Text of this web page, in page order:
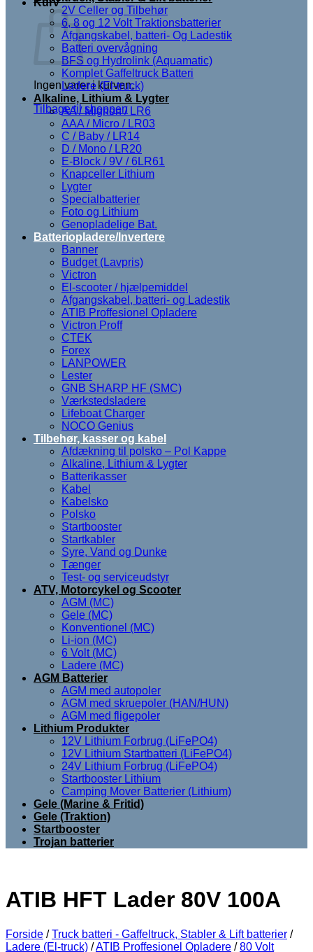
Kurv
Ingen varer i kurven.
Tilbage til shoppen
2V Celler og Tilbehør
6, 8 og 12 Volt Traktionsbatterier
Afgangskabel, batteri- Og Ladestik
Batteri overvågning
BFS og Hydrolink (Aquamatic)
Komplet Gaffeltruck Batteri
Ladere (El-truck)
Alkaline, Lithium & Lygter
AA / Mignon / LR6
AAA / Micro / LR03
C / Baby / LR14
D / Mono / LR20
E-Block / 9V / 6LR61
Knapceller Lithium
Lygter
Specialbatterier
Foto og Lithium
Genopladelige Bat.
Batteriopladere/Invertere
Banner
Budget (Lavpris)
Victron
El-scooter / hjælpemiddel
Afgangskabel, batteri- og Ladestik
ATIB Proffesionel Opladere
Victron Proff
CTEK
Forex
LANPOWER
Lester
GNB SHARP HF (SMC)
Værkstedsladere
Lifeboat Charger
NOCO Genius
Tilbehør, kasser og kabel
Afdækning til polsko – Pol Kappe
Alkaline, Lithium & Lygter
Batterikasser
Kabel
Kabelsko
Polsko
Startbooster
Startkabler
Syre, Vand og Dunke
Tænger
Test- og serviceudstyr
ATV, Motorcykel og Scooter
AGM (MC)
Gele (MC)
Konventionel (MC)
Li-ion (MC)
6 Volt (MC)
Ladere (MC)
AGM Batterier
AGM med autopoler
AGM med skruepoler (HAN/HUN)
AGM med fligepoler
Lithium Produkter
12V Lithium Forbrug (LiFePO4)
12V Lithium Startbatteri (LiFePO4)
24V Lithium Forbrug (LiFePO4)
Startbooster Lithium
Camping Mover Batterier (Lithium)
Gele (Marine & Fritid)
Gele (Traktion)
Startbooster
Trojan batterier
ATIB HFT Lader 80V 100A
Forside / Truck batteri - Gaffeltruck, Stabler & Lift batterier /
Ladere (El-truck) /ATIB Proffesionel Opladere / 80 Volt